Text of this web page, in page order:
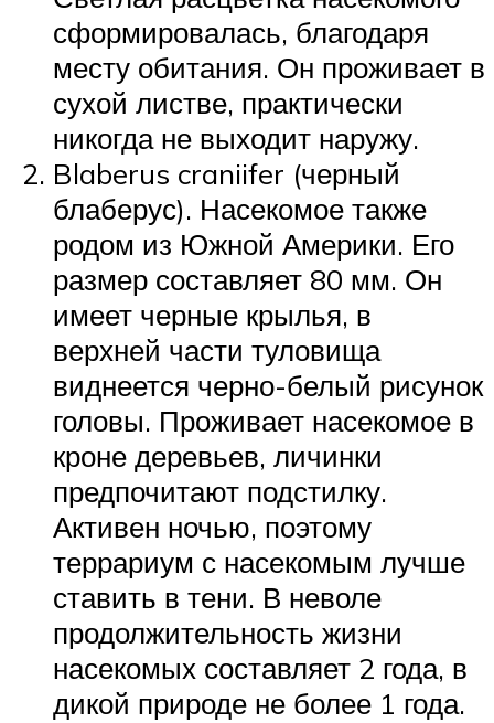
сформировалась, благодаря
месту обитания. Он проживает в
сухой листве, практически
никогда не выходит наружу.
Blaberus craniifer (черный
блаберус). Насекомое также
родом из Южной Америки. Его
размер составляет 80 мм. Он
имеет черные крылья, в
верхней части туловища
виднеется черно-белый рисунок
головы. Проживает насекомое в
кроне деревьев, личинки
предпочитают подстилку.
Активен ночью, поэтому
террариум с насекомым лучше
ставить в тени. В неволе
продолжительность жизни
насекомых составляет 2 года, в
дикой природе не более 1 года.